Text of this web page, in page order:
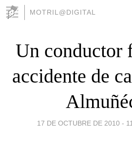
MOTRIL@DIGITAL
Un conductor
accidente de
17 DE OCTUBRE DE 2010 -